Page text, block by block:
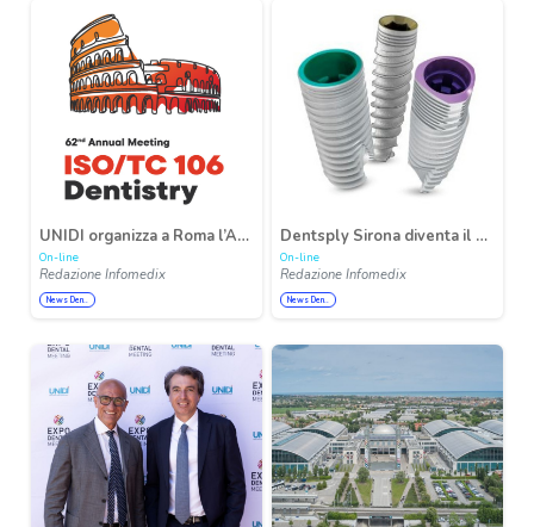
UNIDI organizza a Roma l’Annual Meeting ISO/TC 106 Dentistry 2026
On-line
Redazione Infomedix
News Den..
Dentsply Sirona diventa il distributore esclusivo delle soluzioni implant protesiche MIS in Italia
On-line
Redazione Infomedix
News Den..